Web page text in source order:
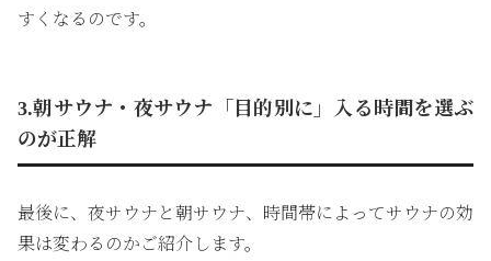
すくなるのです。
3.朝サウナ・夜サウナ「目的別に」入る時間を選ぶ
のが正解
最後に、夜サウナと朝サウナ、時間帯によってサウナの効
果は変わるのかご紹介します。